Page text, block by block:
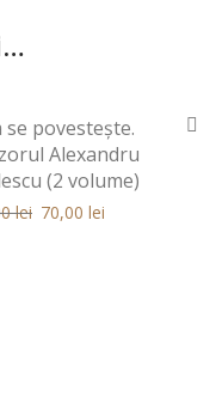
se povestește.
Alexandru
(2 volume)
inițial a fost: 100,00 lei.
lei Prețul curent este:
70,00 lei